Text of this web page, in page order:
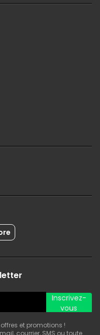
Inscrivez-
vous
et promotions !
courrier, SMS ou toute